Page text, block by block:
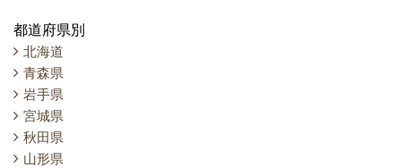
都道府県別
北海道
青森県
岩手県
宮城県
秋田県
山形県